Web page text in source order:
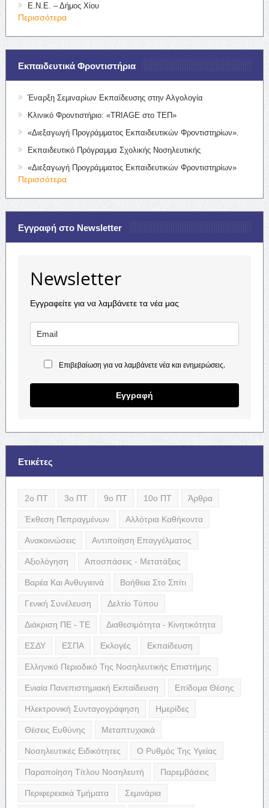
Ε.Ν.Ε. – Δήμος Χίου
Περισσότερα
Εκπαιδευτικά Φροντιστήρια
Έναρξη Σεμιναρίων Εκπαίδευσης στην Αλγολογία
Κλινικό Φροντιστήριο: «TRIAGE στο ΤΕΠ»
«Διεξαγωγή Προγράμματος Εκπαιδευτικών Φροντιστηρίων».
Εκπαιδευτικό Πρόγραμμα Σχολικής Νοσηλευτικής
«Διεξαγωγή Προγράμματος Εκπαιδευτικών Φροντιστηρίων»
Περισσότερα
Εγγραφή στο Newsletter
Newsletter
Εγγραφείτε για να λαμβάνετε τα νέα μας
Επιβεβαίωση για να λαμβάνετε νέα και ενημερώσεις.
Εγγραφή
Ετικέτες
2ο ΠΤ 3ο ΠΤ 9ο ΠΤ 10ο ΠΤ Άρθρα
Έκθεση Πεπραγμένων Αλλότρια Καθήκοντα
Ανακοινώσεις Αντιποίηση Επαγγέλματος
Αξιολόγηση Αποσπάσεις - Μετατάξεις
Βαρέα Και Ανθυγιεινά Βοήθεια Στο Σπίτι
Γενική Συνέλευση Δελτίο Τύπου
Διάκριση ΠΕ - ΤΕ Διαθεσιμότητα - Κινητικότητα
ΕΣΔΥ ΕΣΠΑ Εκλογές Εκπαίδευση
Ελληνικό Περιοδικό Της Νοσηλευτικής Επιστήμης
Ενιαία Πανεπιστημιακή Εκπαίδευση Επίδομα Θέσης
Ηλεκτρονική Συνταγογράφηση Ημερίδες
Θέσεις Ευθύνης Μεταπτυχιακά
Νοσηλευτικές Ειδικότητες Ο Ρυθμός Της Υγείας
Παραποίηση Τίτλου Νοσηλευτή Παρεμβάσεις
Περιφερειακά Τμήματα Σεμινάρια